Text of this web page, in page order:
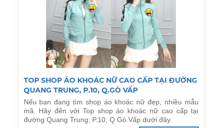
TOP SHOP ÁO KHOÁC NỮ CAO CẤP TẠI ĐƯỜNG
QUANG TRUNG, P.10, Q.GÒ VẤP
Nếu bạn đang tìm shop áo khoác nữ đẹp, nhiều mẫu
mã. Hãy đến với Top shop áo khoác nữ cao cấp tại
đường Quang Trung, P.10, Q.Gò Vấp dưới đây.